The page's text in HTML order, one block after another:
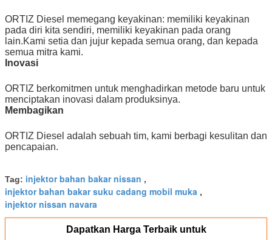
ORTIZ Diesel memegang keyakinan: memiliki keyakinan
pada diri kita sendiri, memiliki keyakinan pada orang
lain.Kami setia dan jujur ​​kepada semua orang, dan kepada
semua mitra kami.
Inovasi
ORTIZ berkomitmen untuk menghadirkan metode baru untuk
menciptakan inovasi dalam produksinya.
Membagikan
ORTIZ Diesel adalah sebuah tim, kami berbagi kesulitan dan
pencapaian.
Tag: injektor bahan bakar nissan ,
injektor bahan bakar suku cadang mobil muka ,
injektor nissan navara
Dapatkan Harga Terbaik untuk